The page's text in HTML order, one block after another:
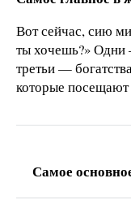
Вот сейчас, сию
ты хочешь?»
третьи —
которые
Самое